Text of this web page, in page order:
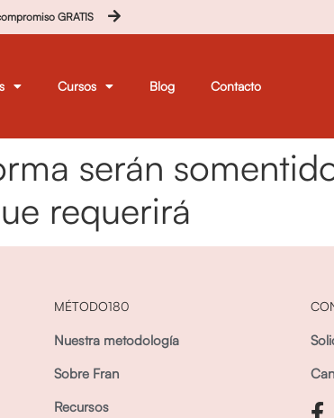
GRATIS
Cursos Blog Contacto
serán
requerirá
MÉTODO180
Nuestra metodología
Sobre Fran
Recursos